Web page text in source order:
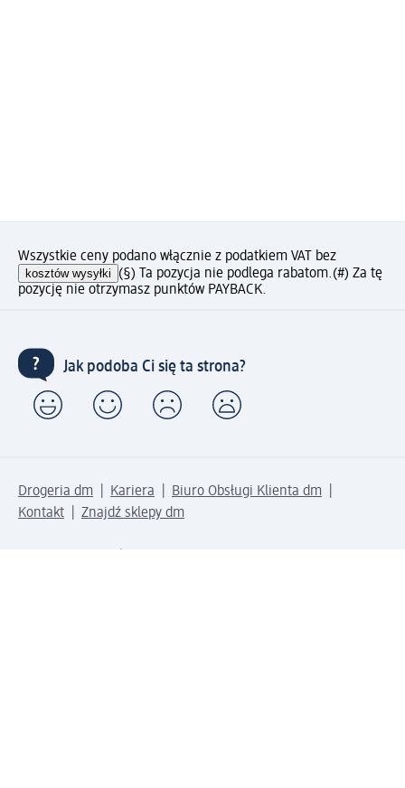
Wszystkie ceny podano włącznie z podatkiem VAT bez
kosztów wysyłki (§) Ta pozycja nie podlega rabatom.(#) Za tę
pozycję nie otrzymasz punktów PAYBACK.
Jak podoba Ci się ta strona?
Drogeria dm Kariera
Biuro Obsługi Klienta dm
Kontakt
Znajdź sklepy dm